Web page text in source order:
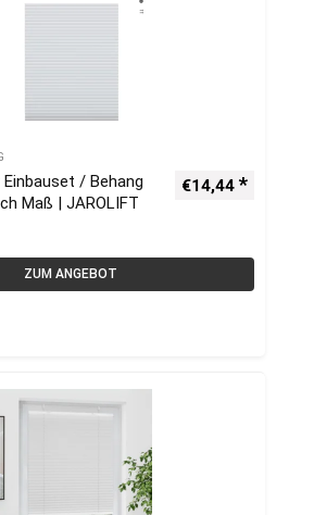
/ Behang
Maß | JAROLIFT
€14,44
ZUM ANGEBOT